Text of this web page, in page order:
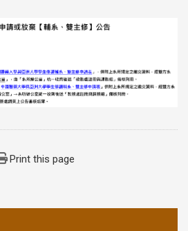
Print this page